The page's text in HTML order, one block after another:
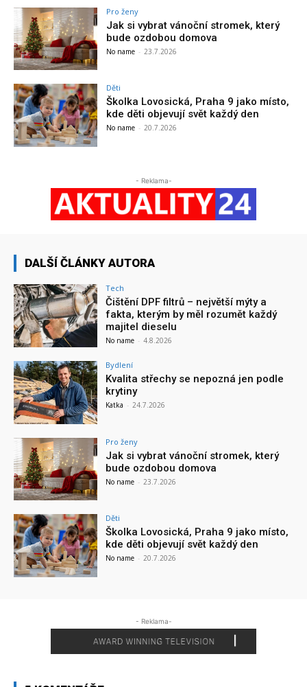
Pro ženy
Jak si vybrat vánoční stromek, který
bude ozdobou domova
No name - 23.7.2026
Děti
Školka Lovosická, Praha 9 jako místo,
kde děti objevují svět každý den
No name - 20.7.2026
- Reklama-
DALŠÍ ČLÁNKY AUTORA
Tech
Čištění DPF filtrů – největší mýty a
fakta, kterým by měl rozumět každý
majitel dieselu
No name - 4.8.2026
Bydlení
Kvalita střechy se nepozná jen podle
krytiny
Katka - 24.7.2026
Pro ženy
Jak si vybrat vánoční stromek, který
bude ozdobou domova
No name - 23.7.2026
Děti
Školka Lovosická, Praha 9 jako místo,
kde děti objevují svět každý den
No name - 20.7.2026
- Reklama-